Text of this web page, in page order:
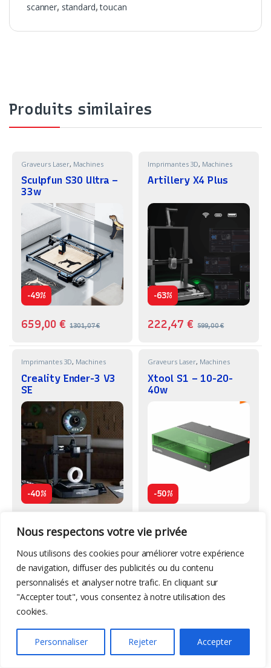
Nous respectons votre vie privée
Nous utilisons des cookies pour améliorer votre expérience
de navigation, diffuser des publicités ou du contenu
personnalisés et analyser notre trafic. En cliquant sur
"Accepter tout", vous consentez à notre utilisation des
cookies.
Personnaliser Rejeter Accepter
scanner, standard,toucan
Produits similaires
Graveurs Laser, Machines
Sculpfun S30 Ultra –
33w
-49%
659,00€ 1301,07€
Imprimantes 3D, Machines
Artillery X4 Plus
-63%
222,47€ 599,00€
Imprimantes 3D, Machines
Creality Ender-3 V3
SE
-40%
Graveurs Laser, Machines
Xtool S1 – 10-20-
40w
-50%
TwoTrees CNC TTC-
3018 Pro